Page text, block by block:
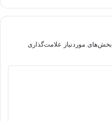
بخش‌های موردنیاز علامت‌گذاری